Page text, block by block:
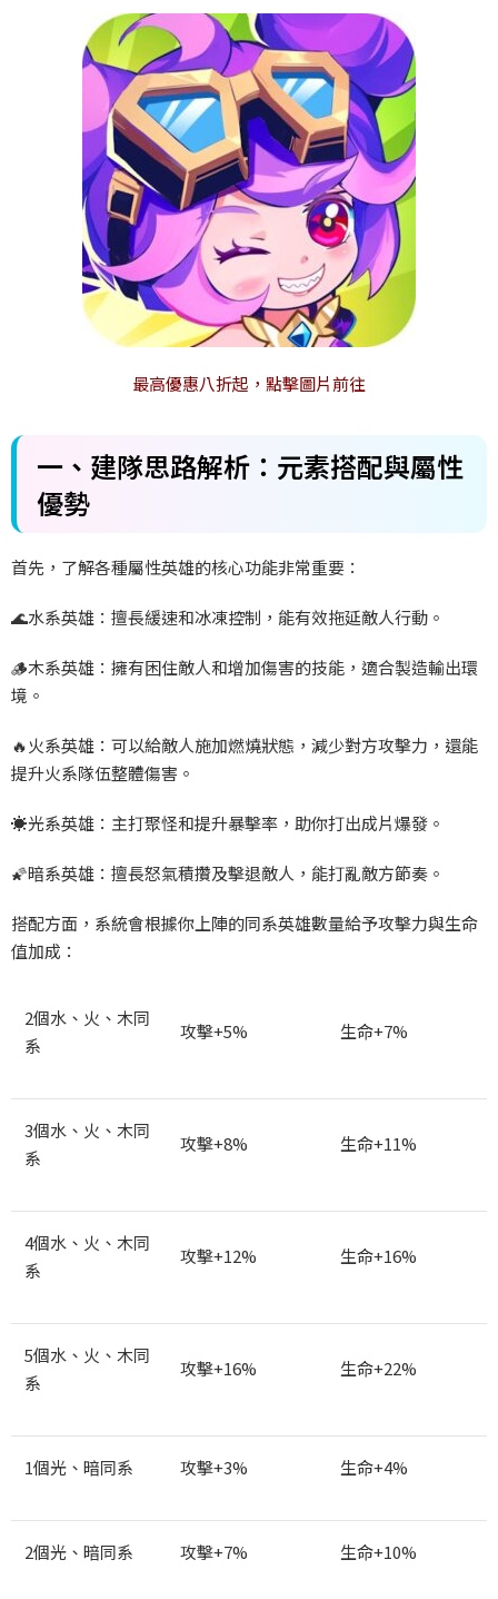
最高優惠八折起，點擊圖片前往
一、建隊思路解析：元素搭配與屬性
優勢
首先，了解各種屬性英雄的核心功能非常重要：
🌊水系英雄：擅長緩速和冰凍控制，能有效拖延敵人行動。
🪵木系英雄：擁有困住敵人和增加傷害的技能，適合製造輸出環
境。
🔥火系英雄：可以給敵人施加燃燒狀態，減少對方攻擊力，還能
提升火系隊伍整體傷害。
☀️光系英雄：主打聚怪和提升暴擊率，助你打出成片爆發。
🌠暗系英雄：擅長怒氣積攢及擊退敵人，能打亂敵方節奏。
搭配方面，系統會根據你上陣的同系英雄數量給予攻擊力與生命
值加成：
2個水、火、木同
系
攻擊+5% 生命+7%
3個水、火、木同
系
攻擊+8% 生命+11%
4個水、火、木同
系
攻擊+12% 生命+16%
5個水、火、木同
系
攻擊+16% 生命+22%
1個光、暗同系 攻擊+3% 生命+4%
2個光、暗同系 攻擊+7% 生命+10%